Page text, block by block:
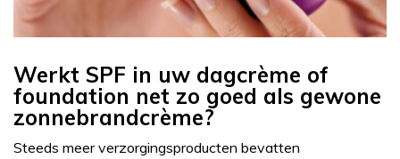
Werkt SPF in uw dagcrème of
foundation net zo goed als gewone
zonnebrandcrème?
Steeds meer verzorgingsproducten bevatten